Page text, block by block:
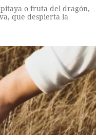
o fruta del dragón,
que despierta la